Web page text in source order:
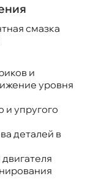
смазка
и
уровня
и упругого
деталей